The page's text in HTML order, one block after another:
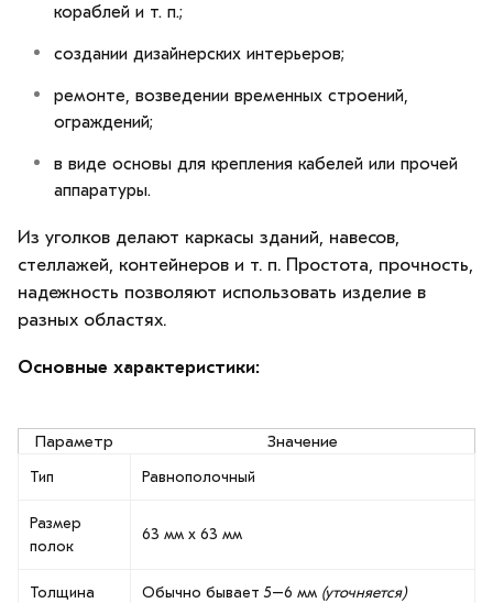
кораблей и т. п.;
создании дизайнерских интерьеров;
ремонте, возведении временных строений,
ограждений;
в виде основы для крепления кабелей или прочей
аппаратуры.
Из уголков делают каркасы зданий, навесов,
стеллажей, контейнеров и т. п. Простота, прочность,
надежность позволяют использовать изделие в
разных областях.
Основные характеристики:
Параметр Значение
Тип Равнополочный
Размер
полок
63 мм х 63 мм
Толщина Обычно бывает 5–6 мм (уточняется)